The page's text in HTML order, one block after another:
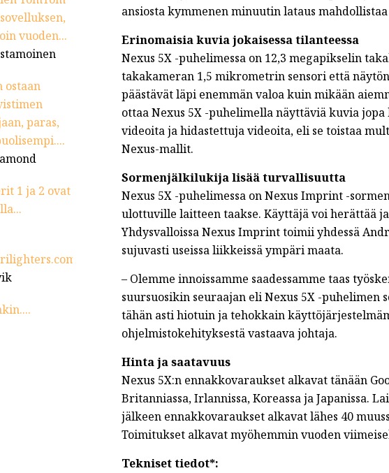
ansiosta kymmenen minuutin lataus
Erinomaisia kuvia jokaisessa tilanteessa
Nexus 5X -puhelimessa on 12,3 megapikselin
takakameran 1,5 mikrometrin sensori että
päästävät läpi enemmän valoa kuin mikään
ottaa Nexus 5X -puhelimella näyttäviä kuvia
videoita ja hidastettuja videoita, eli se toistaa
Nexus-mallit.
Sormenjälkilukija lisää turvallisuutta
Nexus 5X -puhelimessa on Nexus Imprint -
ulottuville laitteen taakse. Käyttäjä voi herättää
Yhdysvalloissa Nexus Imprint toimii yhdessä
sujuvasti useissa liikkeissä ympäri maata.
– Olemme innoissamme saadessamme taas
suursuosikin seuraajan eli Nexus 5X -
tähän asti hiotuin ja tehokkain
ohjelmistokehityksestä vastaava johtaja.
Hinta ja saatavuus
Nexus 5X:n ennakkovaraukset alkavat tänään
Britanniassa, Irlannissa, Koreassa ja Japanissa.
jälkeen ennakkovaraukset alkavat lähes 40
Toimitukset alkavat myöhemmin vuoden
Tekniset tiedot*:
vuoden...
ostaan
paras,
1 ja 2 ovat
jalleenmyyjat/...